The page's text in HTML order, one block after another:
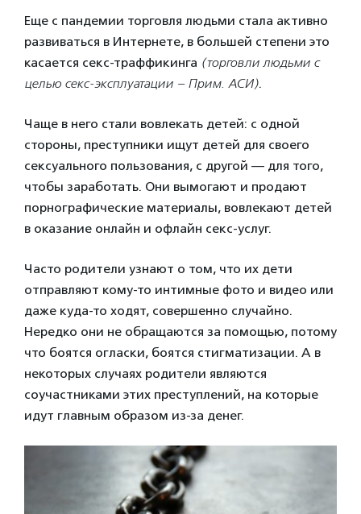
Еще с пандемии торговля людьми стала активно
развиваться в Интернете, в большей степени это
касается секс-траффикинга (торговли людьми с
целью секс-эксплуатации – Прим. АСИ).
Чаще в него стали вовлекать детей: с одной
стороны, преступники ищут детей для своего
сексуального пользования, с другой — для того,
чтобы заработать. Они вымогают и продают
порнографические материалы, вовлекают детей
в оказание онлайн и офлайн секс-услуг.
Часто родители узнают о том, что их дети
отправляют кому-то интимные фото и видео или
даже куда-то ходят, совершенно случайно.
Нередко они не обращаются за помощью, потому
что боятся огласки, боятся стигматизации. А в
некоторых случаях родители являются
соучастниками этих преступлений, на которые
идут главным образом из-за денег.